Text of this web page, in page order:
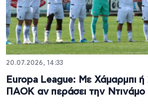
20.07.2026, 14:33
Europa League: Με Χάμαρμπι ή
ΠΑΟΚ αν περάσει την Ντινάμο